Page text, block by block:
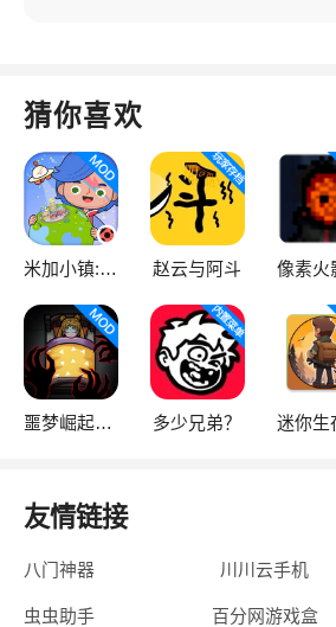
猜你喜欢
米加小镇:世界 赵云与阿斗
噩梦崛起：生存 多少兄弟？
友情链接
八门神器 川川云手机
虫虫助手 百分网游戏盒